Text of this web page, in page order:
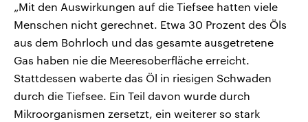
„Mit den Auswirkungen auf die Tiefsee hatten viele
Menschen nicht gerechnet. Etwa 30 Prozent des Öls
aus dem Bohrloch und das gesamte ausgetretene
Gas haben nie die Meeresoberfläche erreicht.
Stattdessen waberte das Öl in riesigen Schwaden
durch die Tiefsee. Ein Teil davon wurde durch
Mikroorganismen zersetzt, ein weiterer so stark